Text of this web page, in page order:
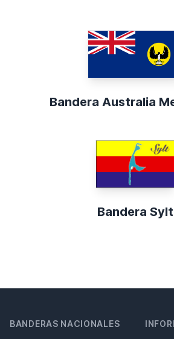
Bandera Australia
Bandera Sylt
BANDERAS NACIONALES